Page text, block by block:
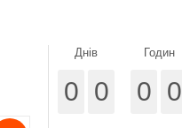
Днів
0 0
Годин
0 0